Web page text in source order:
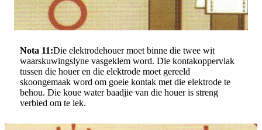
Nota 11:Die elektrodehouer moet binne die twee wit
waarskuwingslyne vasgeklem word. Die kontakoppervlak
tussen die houer en die elektrode moet gereeld
skoongemaak word om goeie kontak met die elektrode te
behou. Die koue water baadjie van die houer is streng
verbied om te lek.